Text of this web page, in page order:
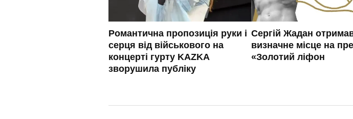
Романтична пропозиція руки і
серця від військового на
концерті гурту KAZKA
зворушила публіку
Сергій Жадан
визначне місце на
«Золотий ліфон